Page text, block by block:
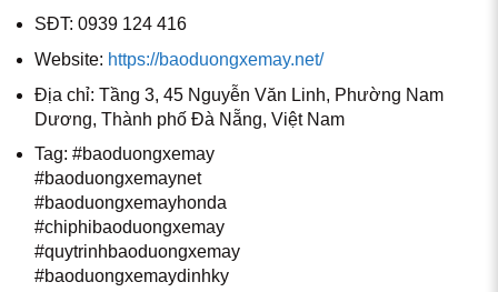
SĐT: 0939 124 416
Website: https://baoduongxemay.net/
Địa chỉ: Tầng 3, 45 Nguyễn Văn Linh, Phường Nam
Dương, Thành phố Đà Nẵng, Việt Nam
Tag: #baoduongxemay
#baoduongxemaynet
#baoduongxemayhonda
#chiphibaoduongxemay
#quytrinhbaoduongxemay
#baoduongxemaydinhky